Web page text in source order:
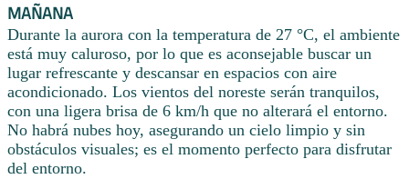
MAÑANA
Durante la aurora con la temperatura de 27 °C, el ambiente
está muy caluroso, por lo que es aconsejable buscar un
lugar refrescante y descansar en espacios con aire
acondicionado. Los vientos del noreste serán tranquilos,
con una ligera brisa de 6 km/h que no alterará el entorno.
No habrá nubes hoy, asegurando un cielo limpio y sin
obstáculos visuales; es el momento perfecto para disfrutar
del entorno.